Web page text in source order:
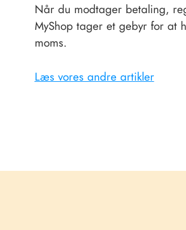
Når du modtager betaling,
MyShop tager et gebyr for at
moms.
Læs vores andre artikler